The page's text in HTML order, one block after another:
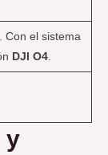
Con el sistema
DJI O4.
y